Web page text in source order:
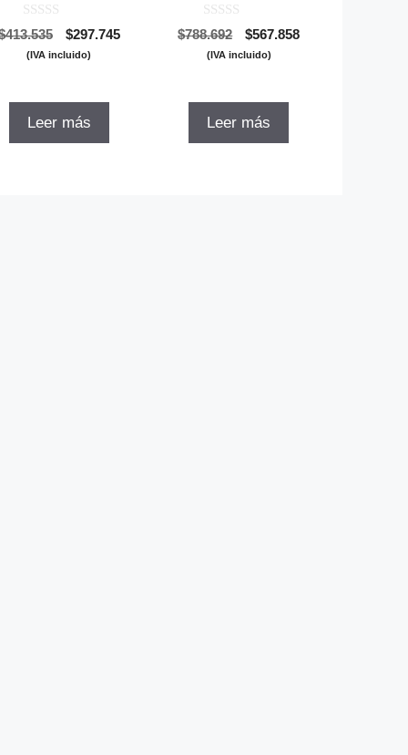
0
d
e
413.535
El
precio
$297.745El
(IVA incluido)
Leer más
0
d
e
$788.692
El
precio
$567.858El
(IVA incluido)
Leer más